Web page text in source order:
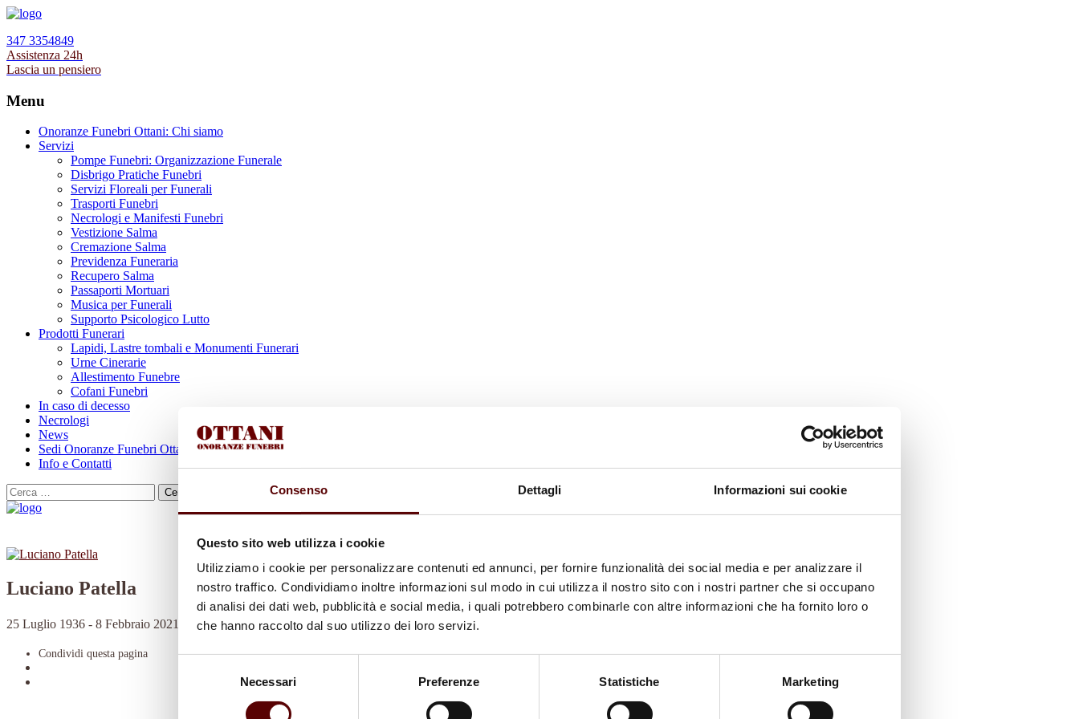
Consenso Dettagli Informazioni sui cookie
Questo sito web utilizza i cookie
Utilizziamo i cookie per personalizzare contenuti ed annunci, per fornire funzionalità dei social media e per analizzare il
nostro traffico. Condividiamo inoltre informazioni sul modo in cui utilizza il nostro sito con i nostri partner che si occupano
di analisi dei dati web, pubblicità e social media, i quali potrebbero combinarle con altre informazioni che ha fornito loro o
che hanno raccolto dal suo utilizzo dei loro servizi.
Necessari Preferenze Statistiche Marketing
347 3354849
Assistenza 24h
Lascia un pensiero
Menu
Onoranze Funebri Ottani: Chi siamo
Servizi
Pompe Funebri: Organizzazione Funerale
Disbrigo Pratiche Funebri
Servizi Floreali per Funerali
Trasporti Funebri
Necrologi e Manifesti Funebri
Vestizione Salma
Cremazione Salma
Previdenza Funeraria
Recupero Salma
Passaporti Mortuari
Musica per Funerali
Supporto Psicologico Lutto
Prodotti Funerari
Lapidi, Lastre tombali e Monumenti Funerari
Urne Cinerarie
Allestimento Funebre
Cofani Funebri
In caso di decesso
Necrologi
News
Sedi Onoranze Funebri Ottani
Info e Contatti
Cerca
per:
Luciano Patella
25 Luglio 1936 - 8 Febbraio 2021
Condividi questa pagina